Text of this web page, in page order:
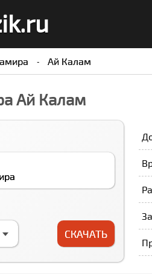
Ай Калам
Ай Калам
СКАЧАТЬ